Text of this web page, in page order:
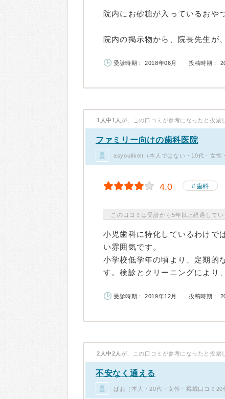
院内にお砂糖が入っているおや
院内の掲示物から、院長先生が
受診時期： 2018年06月 投稿時期：
1人中1人 が、この口コミが参考になったと投票
ファミリー向けの歯科医院
asyoulikeit（本人ではない・10代・女性
4.0 歯科
この口コミは受診から5年以上経過してい
小児歯科に特化しているわけで
い雰囲気です。
小学校低学年の頃より、定期的
す。検診とクリーニングにより
受診時期： 2019年12月 投稿時期：
2人中2人 が、この口コミが参考になったと投票
不安なく通える
ぱお（本人・20代・女性・掲載口コミ20